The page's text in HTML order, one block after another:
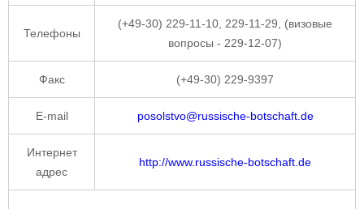
Телефоны
(+49-30) 229-11-10, 229-11-29, (визовые
вопросы - 229-12-07)
Факс (+49-30) 229-9397
E-mail posolstvo@russische-botschaft.de
Интернет
адрес
http://www.russische-botschaft.de